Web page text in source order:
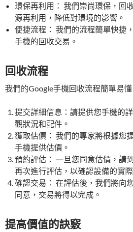
環保再利用： 我們崇尚環保，回
源再利用，降低對環境的影響。
便捷流程： 我們的流程簡單快捷
手機的回收交易。
回收流程
我們的Google手機回收流程簡單易懂
提交詳細信息：請提供您手機的
觀狀況和配件。
獲取估價： 我們的專家將根據您
手機提供估價。
預約評估： 一旦您同意估價，請
再次進行評估，以確認設備的實際
確認交易： 在評估後，我們將向
同意，交易將得以完成。
提高價值的訣竅